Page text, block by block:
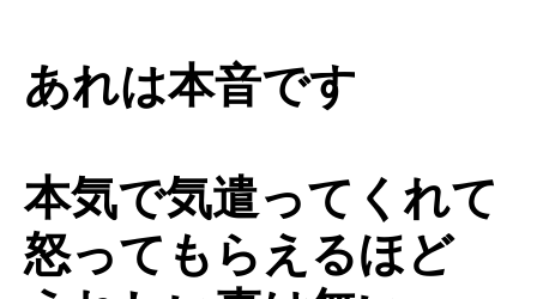
あれは本音です
本気で気遣ってくれて
怒ってもらえるほど